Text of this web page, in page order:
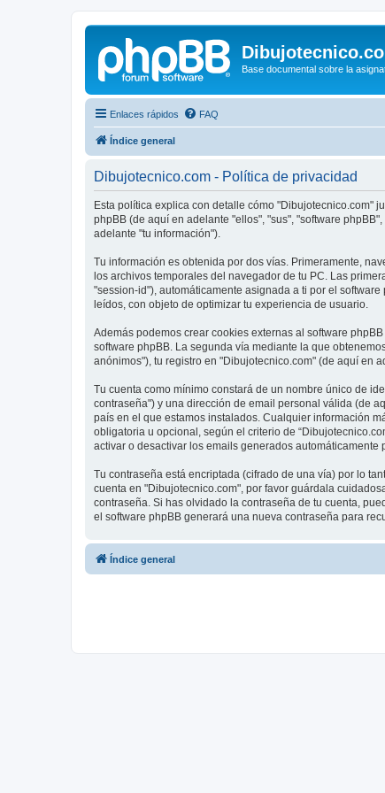
Base documental sobre la
Enlaces rápidos FAQ
Índice general
Dibujotecnico.com - Política de privacidad
Esta política explica con detalle cómo "Dibujotecnico.com"
phpBB (de aquí en adelante "ellos", "sus", "software
adelante "tu información").
Tu información es obtenida por dos vías. Primeramente,
los archivos temporales del navegador de tu PC. Las
"session-id"), automáticamente asignada a ti por el
leídos, con objeto de optimizar tu experiencia de usuario.
Además podemos crear cookies externas al software
software phpBB. La segunda vía mediante la que
anónimos"), tu registro en "Dibujotecnico.com" (de aquí en
Tu cuenta como mínimo constará de un nombre único de
contraseña") y una dirección de email personal válida (de
país en el que estamos instalados. Cualquier información
obligatoria u opcional, según el criterio de
activar o desactivar los emails generados automáticamente
Tu contraseña está encriptada (cifrado de una vía) por lo
cuenta en "Dibujotecnico.com", por favor guárdala
contraseña. Si has olvidado la contraseña de tu cuenta,
el software phpBB generará una nueva contraseña para
Índice general